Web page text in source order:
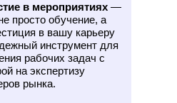
в мероприятиях —
просто обучение, а
в вашу карьеру
инструмент для
рабочих задач с
на экспертизу
рынка.